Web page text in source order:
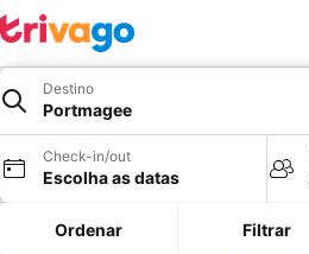
Destino
Portmagee
Check-in/out
Escolha as datas
Ordenar Filtrar